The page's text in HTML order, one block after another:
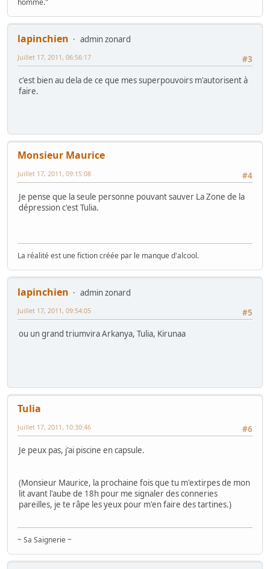
homme."
lapinchien
admin zonard
#3
Juillet 17, 2011, 06:56:17
c'est bien au dela de ce que mes superpouvoirs m'autorisent à
faire.
Monsieur Maurice
#4
Juillet 17, 2011, 09:15:08
Je pense que la seule personne pouvant sauver La Zone de la
dépression c'est Tulia.
La réalité est une fiction créée par le manque d'alcool.
lapinchien
admin zonard
#5
Juillet 17, 2011, 09:54:05
ou un grand triumvira Arkanya, Tulia, Kirunaa
Tulia
#6
Juillet 17, 2011, 10:30:46
Je peux pas, j'ai piscine en capsule.
(Monsieur Maurice, la prochaine fois que tu m'extirpes de mon
lit avant l'aube de 18h pour me signaler des conneries
pareilles, je te râpe les yeux pour m'en faire des tartines.)
~ Sa Saignerie ~